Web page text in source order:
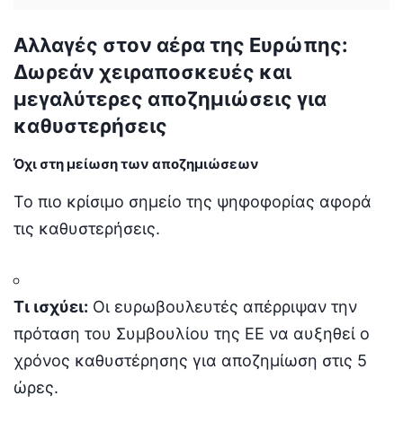
Αλλαγές στον αέρα της Ευρώπης:
Δωρεάν χειραποσκευές και
μεγαλύτερες αποζημιώσεις για
καθυστερήσεις
Όχι στη μείωση των αποζημιώσεων
Το πιο κρίσιμο σημείο της ψηφοφορίας αφορά
τις καθυστερήσεις.
Τι ισχύει: Οι ευρωβουλευτές απέρριψαν την
πρόταση του Συμβουλίου της ΕΕ να αυξηθεί ο
χρόνος καθυστέρησης για αποζημίωση στις 5
ώρες.